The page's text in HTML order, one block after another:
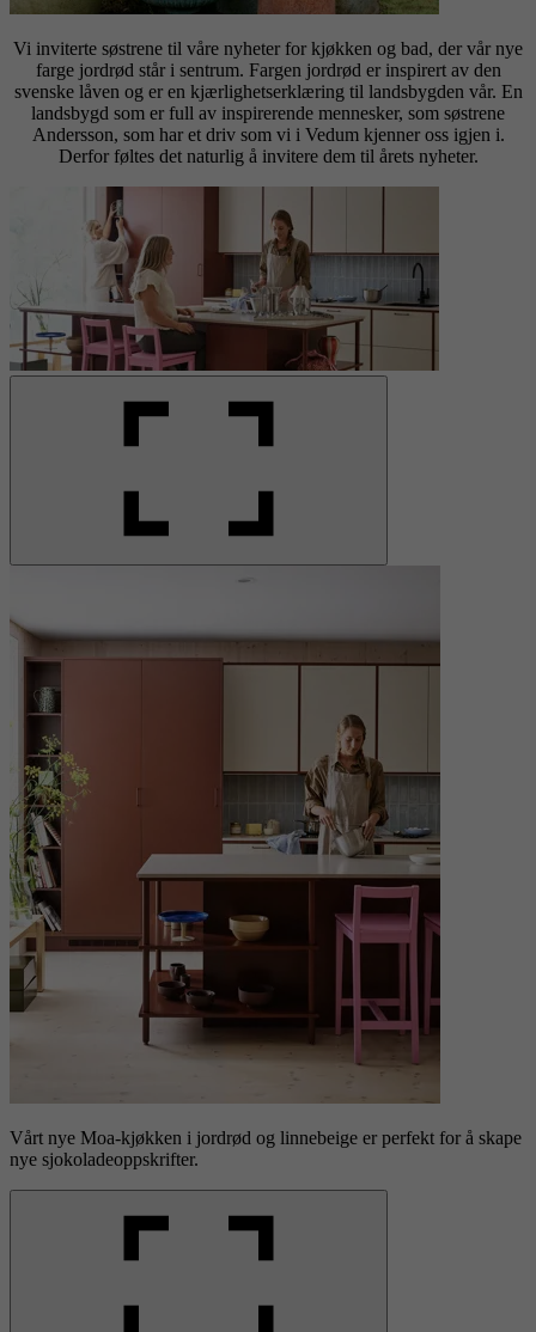
Vi inviterte søstrene til våre nyheter for kjøkken og bad, der vår nye
farge jordrød står i sentrum. Fargen jordrød er inspirert av den
svenske låven og er en kjærlighetserklæring til landsbygden vår. En
landsbygd som er full av inspirerende mennesker, som søstrene
Andersson, som har et driv som vi i Vedum kjenner oss igjen i.
Derfor føltes det naturlig å invitere dem til årets nyheter.
Vårt nye Moa-kjøkken i jordrød og linnebeige er perfekt for å skape
nye sjokoladeoppskrifter.